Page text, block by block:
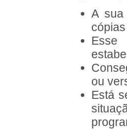
A sua
ou
Está